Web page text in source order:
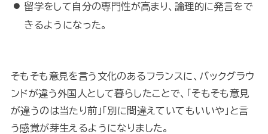
留学をして自分の専門性が高まり、論理的に発言をで
きるようになった。
そもそも意見を言う文化のあるフランスに、バックグラウ
ンドが違う外国人として暮らしたことで、「そもそも意見
が違うのは当たり前」「別に間違えていてもいいや」と言
う感覚が芽生えるようになりました。